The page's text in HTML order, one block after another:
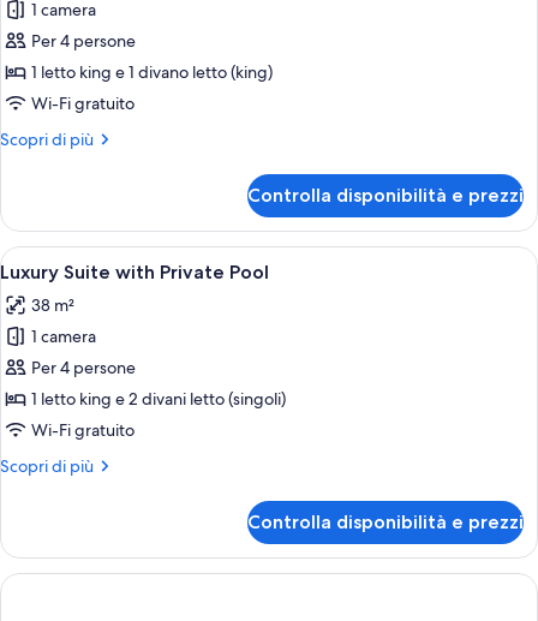
foto
per
Suite
Superior
1 camera
Per 4 persone
1 letto king e 1 divano letto (king)
Wi-Fi gratuito
Scopri di più
Altri
Superior
Controlla disponibilità e prezzi
Apri
tutte
le
foto
per
Luxury
Suite
Private
Area piscina moderna con zona
14
Luxury Suite with Private Pool
38 m²
1 camera
Per 4 persone
1 letto king e 2 divani letto (singoli)
Wi-Fi gratuito
Scopri di più
Altri
Suite
with
Private
Controlla disponibilità e prezzi